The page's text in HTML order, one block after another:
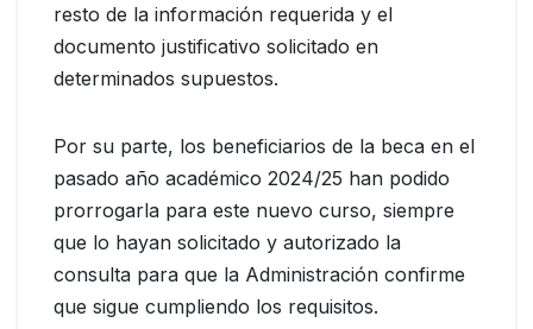
resto de la información requerida y el
documento justificativo solicitado en
determinados supuestos.
Por su parte, los beneficiarios de la beca en el
pasado año académico 2024/25 han podido
prorrogarla para este nuevo curso, siempre
que lo hayan solicitado y autorizado la
consulta para que la Administración confirme
que sigue cumpliendo los requisitos.